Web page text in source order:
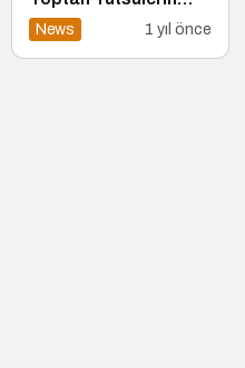
Güvenilir Adresi
News 1 yıl önce